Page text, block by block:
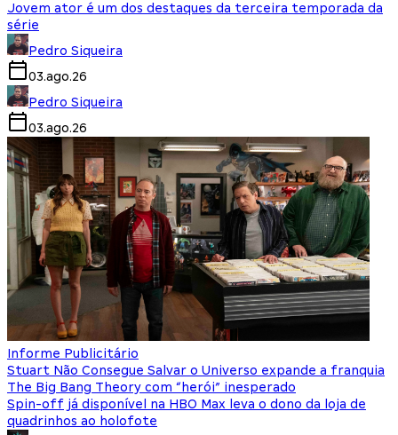
Jovem ator é um dos destaques da terceira temporada da
série
Pedro Siqueira
03.ago.26
Pedro Siqueira
03.ago.26
Informe Publicitário
Stuart Não Consegue Salvar o Universo expande a franquia
The Big Bang Theory com “herói” inesperado
Spin-off já disponível na HBO Max leva o dono da loja de
quadrinhos ao holofote